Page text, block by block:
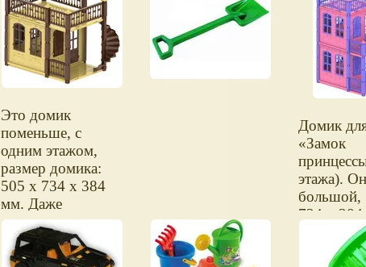
Это домик
поменьше, с
одним этажом,
размер домика:
505 х 734 х 384
мм. Даже
одноэтажный он
очень приличного
размера.
Домик
Замок
этажа).
734 х 384